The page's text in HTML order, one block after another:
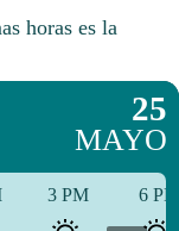
horas es la
25
MAYO
3 PM 6